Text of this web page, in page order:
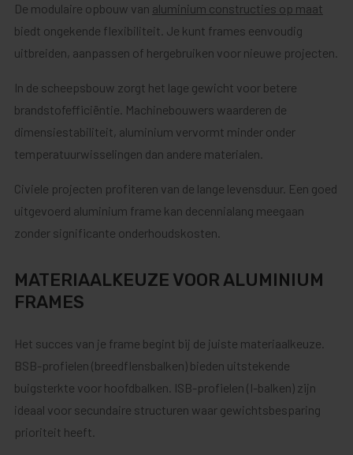
De modulaire opbouw van aluminium constructies op maat
biedt ongekende flexibiliteit. Je kunt frames eenvoudig
uitbreiden, aanpassen of hergebruiken voor nieuwe projecten.
In de scheepsbouw zorgt het lage gewicht voor betere
brandstofefficiëntie. Machinebouwers waarderen de
dimensiestabiliteit, aluminium vervormt minder onder
temperatuurwisselingen dan andere materialen.
Civiele projecten profiteren van de lange levensduur. Een goed
uitgevoerd aluminium frame kan decennialang meegaan
zonder significante onderhoudskosten.
MATERIAALKEUZE VOOR ALUMINIUM
FRAMES
Het succes van je frame begint bij de juiste materiaalkeuze.
BSB-profielen (breedflensbalken) bieden uitstekende
buigsterkte voor hoofdbalken. ISB-profielen (I-balken) zijn
ideaal voor secundaire structuren waar gewichtsbesparing
prioriteit heeft.